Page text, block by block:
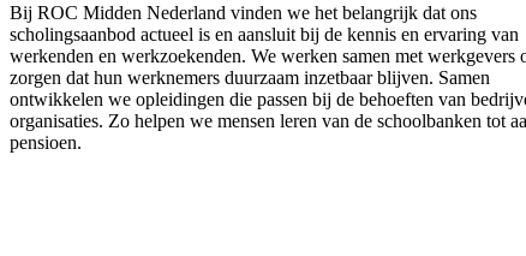
Bij ROC Midden Nederland vinden we het belangrijk dat ons
scholingsaanbod actueel is en aansluit bij de kennis en ervaring van
werkenden en werkzoekenden. We werken samen met werkgevers
zorgen dat hun werknemers duurzaam inzetbaar blijven. Samen
ontwikkelen we opleidingen die passen bij de behoeften van
organisaties. Zo helpen we mensen leren van de schoolbanken tot
pensioen.